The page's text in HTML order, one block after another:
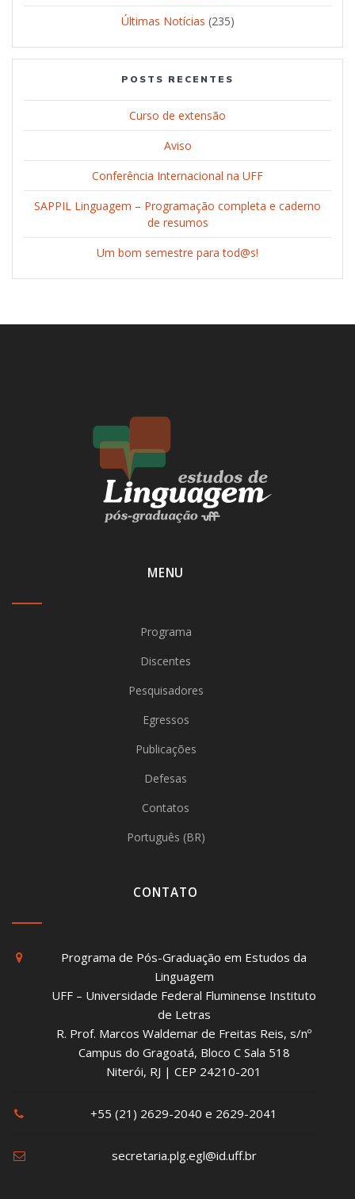
Últimas Notícias (235)
POSTS RECENTES
Curso de extensão
Aviso
Conferência Internacional na UFF
SAPPIL Linguagem – Programação completa e caderno
de resumos
Um bom semestre para tod@s!
MENU
Programa
Discentes
Pesquisadores
Egressos
Publicações
Defesas
Contatos
Português (BR)
CONTATO
Programa de Pós-Graduação em Estudos da
Linguagem
UFF – Universidade Federal Fluminense Instituto
de Letras
R. Prof. Marcos Waldemar de Freitas Reis, s/nº
Campus do Gragoatá, Bloco C Sala 518
Niterói, RJ | CEP 24210-201
+55 (21) 2629-2040 e 2629-2041
secretaria.plg.egl@id.uff.br